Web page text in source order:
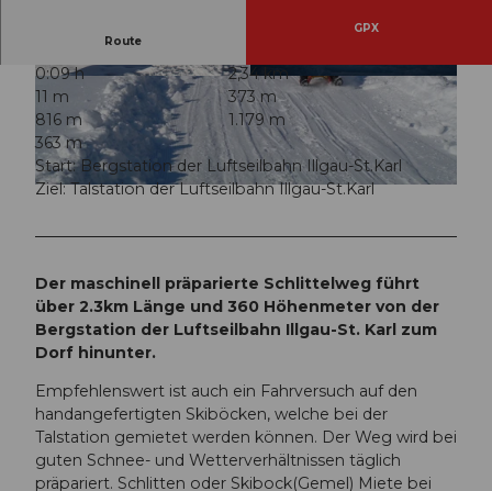
© Stoos-Muotatal Tourismus, Stoos-Muotatal Tourismus
© Stoos-Muotatal Tourismus, Stoos-Muotatal T
ourismus
© Luzern Tourismus
Route
GPX
0:09 h
2,34 km
11 m
373 m
816 m
1.179 m
363 m
Start: Bergstation der Luftseilbahn Illgau-St.Karl
Ziel: Talstation der Luftseilbahn Illgau-St.Karl
Der maschinell präparierte Schlittelweg führt
über 2.3km Länge und 360 Höhenmeter von der
Bergstation der Luftseilbahn Illgau-St. Karl zum
Dorf hinunter.
Empfehlenswert ist auch ein Fahrversuch auf den
handangefertigten Skiböcken, welche bei der
Talstation gemietet werden können. Der Weg wird bei
guten Schnee- und Wetterverhältnissen täglich
präpariert. Schlitten oder Skibock(Gemel) Miete bei